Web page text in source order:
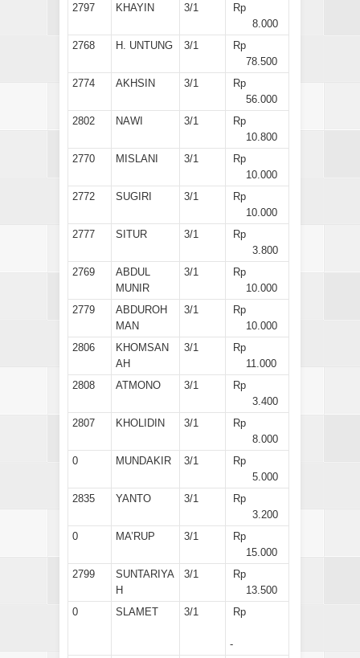
2797
KHAYIN 3/1
Rp
8.000
2768
H. UNTUNG 3/1
Rp
78.500
2774
AKHSIN 3/1
Rp
56.000
2802
NAWI 3/1
Rp
10.800
2770
MISLANI 3/1
Rp
10.000
2772
SUGIRI 3/1
Rp
10.000
2777
SITUR 3/1
Rp
3.800
2769
ABDUL
MUNIR
3/1
Rp
10.000
2779
ABDUROH
MAN
3/1
Rp
10.000
2806
KHOMSAN
AH
3/1
Rp
11.000
2808
ATMONO 3/1
Rp
3.400
2807
KHOLIDIN 3/1
Rp
8.000
0
MUNDAKIR 3/1
Rp
5.000
2835
YANTO 3/1
Rp
3.200
0
MA’RUP 3/1
Rp
15.000
2799
SUNTARIYA
H
3/1
Rp
13.500
0
SLAMET 3/1 Rp
-